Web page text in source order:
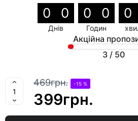
0 0
Днів
0 0
Годин
0
Акційна
3 / 50
469грн. -15 %
399грн.